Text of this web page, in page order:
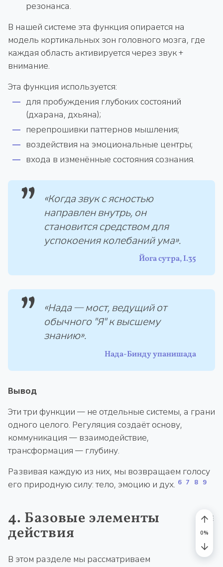
резонанса.
В нашей системе эта функция опирается на
модель кортикальных зон головного мозга, где
каждая область активируется через звук +
внимание.
Эта функция используется:
для пробуждения глубоких состояний
(дхарана, дхьяна);
перепрошивки паттернов мышления;
воздействия на эмоциональные центры;
входа в изменённые состояния сознания.
«Когда звук с ясностью
направлен внутрь, он
становится средством для
успокоения колебаний ума».
Йога сутра, I.35
«Нада — мост, ведущий от
обычного "Я" к высшему
знанию».
Нада-Бинду упанишада
Вывод
Эти три функции — не отдельные системы, а грани
одного целого. Регуляция создаёт основу,
коммуникация — взаимодействие,
трансформация — глубину.
Развивая каждую из них, мы возвращаем голосу
его природную силу: тело, эмоцию и дух. 6 7 8 9
4. Базовые элементы
действия
В этом разделе мы рассматриваем